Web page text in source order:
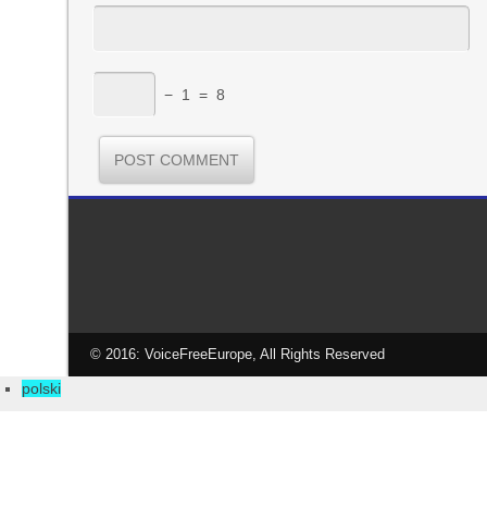
− 1 = 8
© 2016: VoiceFreeEurope, All Rights Reserved
polski